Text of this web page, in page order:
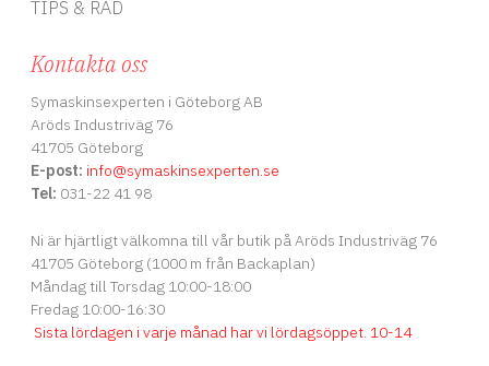
TIPS & RÅD
Kontakta oss
Symaskinsexperten i Göteborg AB
Aröds Industriväg 76
41705 Göteborg
E-post: info@symaskinsexperten.se
Tel: 031-22 41 98
Ni är hjärtligt välkomna till vår butik på Aröds Industriväg 76
41705 Göteborg (1000 m från Backaplan)
Måndag till Torsdag 10:00-18:00
Fredag 10:00-16:30
Sista lördagen i varje månad har vi lördagsöppet. 10-14